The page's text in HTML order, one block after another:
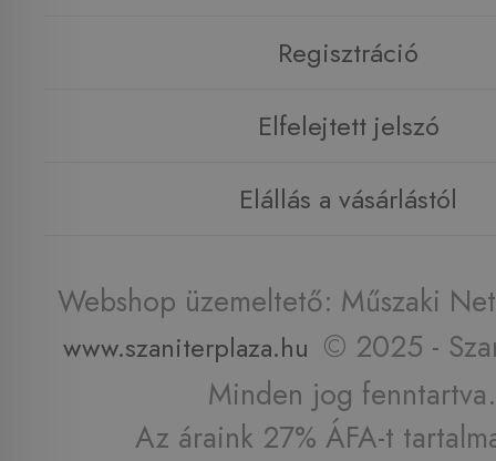
Regisztráció
Elfelejtett jelszó
Elállás a vásárlástól
Webshop üzemeltető: Műszaki
www.szaniterplaza.hu © 2025 -
Minden jog fenntartva.
Az áraink 27% ÁFA-t